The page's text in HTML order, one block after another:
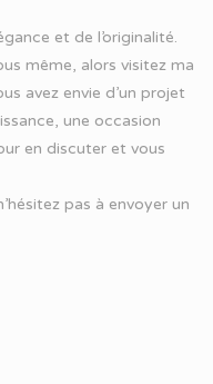
et de l’originalité.
même, alors visitez ma
avez envie d’un projet
une occasion
en discuter et vous
pas à envoyer un